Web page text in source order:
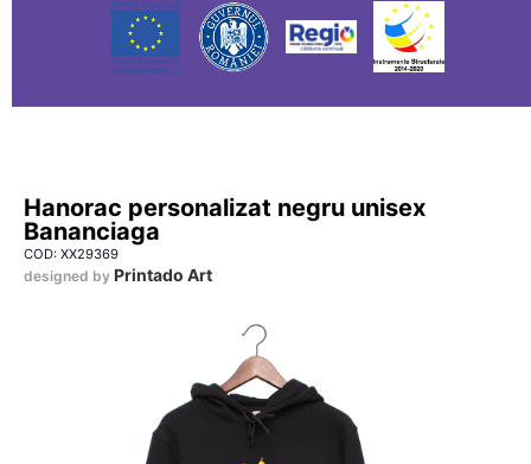
Hanorac personalizat negru unisex
Bananciaga
COD: XX29369
designed by Printado Art